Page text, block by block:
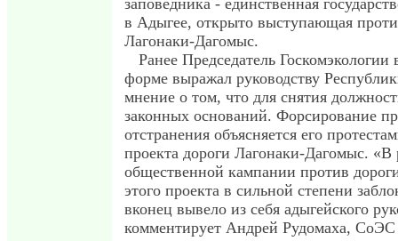
заповедника - единственная
в Адыгее, открыто выступающая
Лагонаки-Дагомыс.
Ранее Председатель
форме выражал руководству
мнение о том, что для снятия
законных оснований. Форсирование
отстранения объясняется его
проекта дороги Лагонаки-Дагомыс. «В
общественной кампании против
этого проекта в сильной степени
вконец вывело из себя адыгейского
комментирует Андрей Рудомаха,